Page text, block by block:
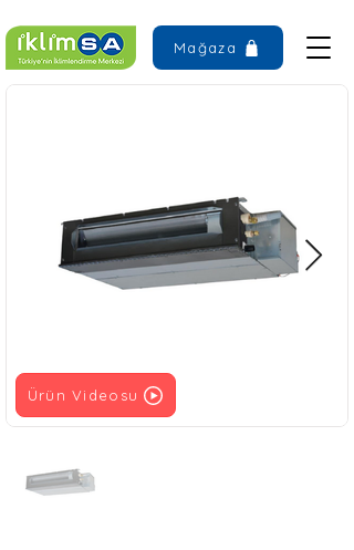
Mağaza
Ürün Videosu